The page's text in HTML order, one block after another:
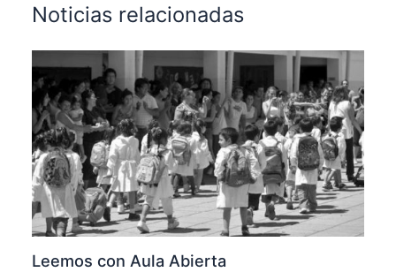
Noticias relacionadas
Leemos con Aula Abierta